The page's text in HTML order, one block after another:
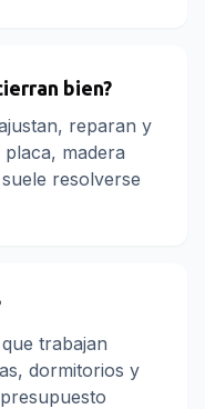
bien?
reparan y
madera
resolverse
trabajan
dormitorios y